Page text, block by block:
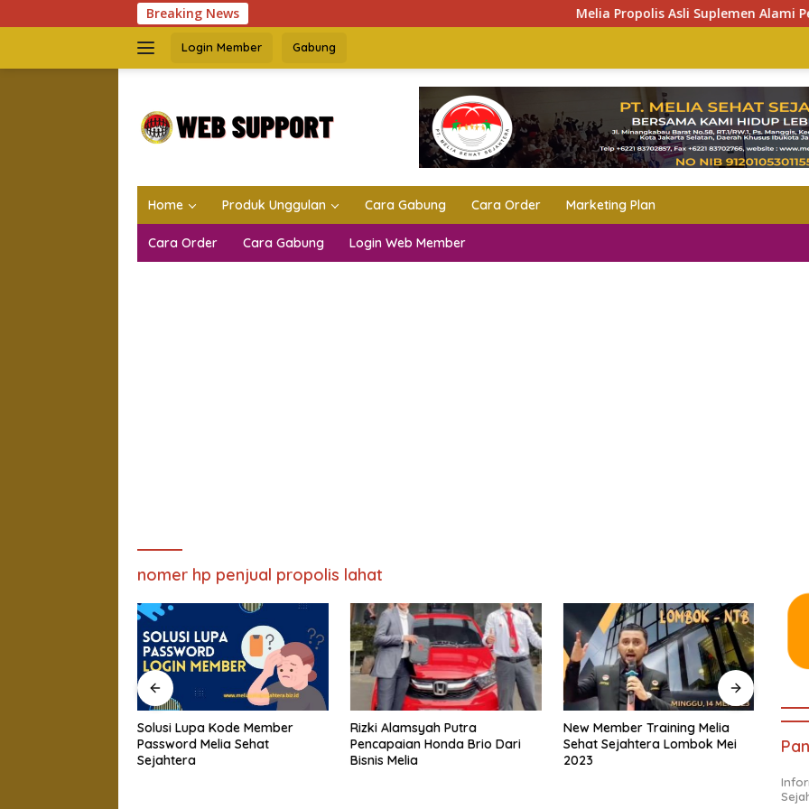
ke
Breaking News Melia Propolis Asli Suplemen Alami Penjaga
Login Member Gabung
Home Produk Unggulan Cara Gabung Cara Order Marketing Plan
Cara Order Cara Gabung Login Web Member
nomer hp penjual propolis lahat
Rizki Alamsyah Putra
Pencapaian Honda Brio Dari
Bisnis Melia
New Member Training Melia
Sehat Sejahtera Lombok Mei
2023
Ahmad Fajri Rezkuha Jakarta
Membeli Honda Brio Dari Bonus
Melia